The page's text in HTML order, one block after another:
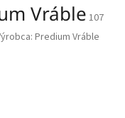
Vráble 107
Predium Vráble